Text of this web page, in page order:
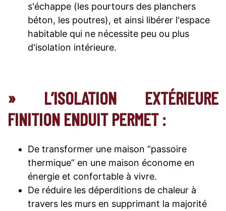
s'échappe (les pourtours des planchers
béton, les poutres), et ainsi libérer l'espace
habitable qui ne nécessite peu ou plus
d'isolation intérieure.
» L’ISOLATION EXTÉRIEURE
FINITION ENDUIT PERMET :
De transformer une maison “passoire
thermique” en une maison économe en
énergie et confortable à vivre.
De réduire les déperditions de chaleur à
travers les murs en supprimant la majorité